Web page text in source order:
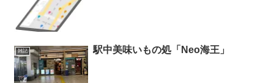
雑記 駅中美味いもの処「Neo海王」